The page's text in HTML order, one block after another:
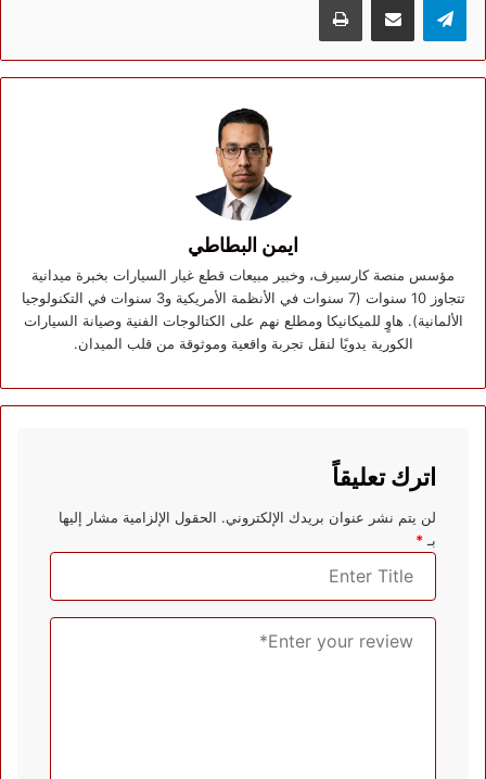
ايمن البطاطي
مؤسس منصة كارسيرف، وخبير مبيعات قطع غيار السيارات بخبرة ميدانية
تتجاوز 10 سنوات (7 سنوات في الأنظمة الأمريكية و3 سنوات في التكنولوجيا
الألمانية). هاوٍ للميكانيكا ومطلع نهم على الكتالوجات الفنية وصيانة السيارات
الكورية يدويًا لنقل تجربة واقعية وموثوقة من قلب الميدان.
اترك تعليقاً
لن يتم نشر عنوان بريدك الإلكتروني. الحقول الإلزامية مشار إليها
بـ *